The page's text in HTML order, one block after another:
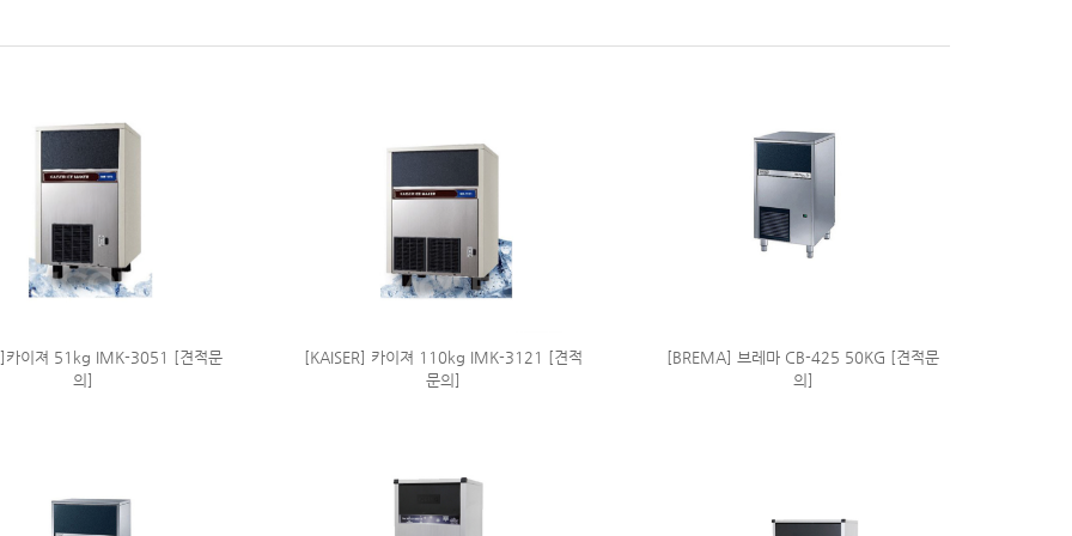
카이져 51kg IMK-3051 [견적문
의]
[KAISER] 카이져 110kg IMK-3121 [견적
문의]
[BREMA] 브레마 CB-425 50KG [견적문
의]